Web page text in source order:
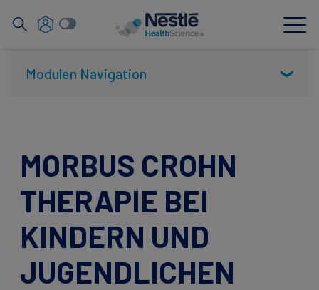
Suche
nach
Unsere Marken
Über uns
Partnerschaften und Investitionen
Für Fachkreise
Modulen Navigation ❯
MORBUS CROHN
THERAPIE BEI
KINDERN UND
JUGENDLICHEN